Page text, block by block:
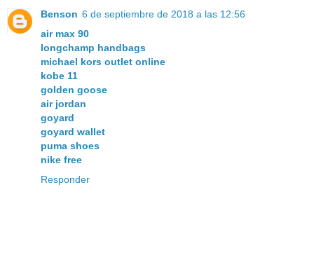
Benson 6 de septiembre de 2018 a las 12:56
air max 90
longchamp handbags
michael kors outlet online
kobe 11
golden goose
air jordan
goyard
goyard wallet
puma shoes
nike free
Responder